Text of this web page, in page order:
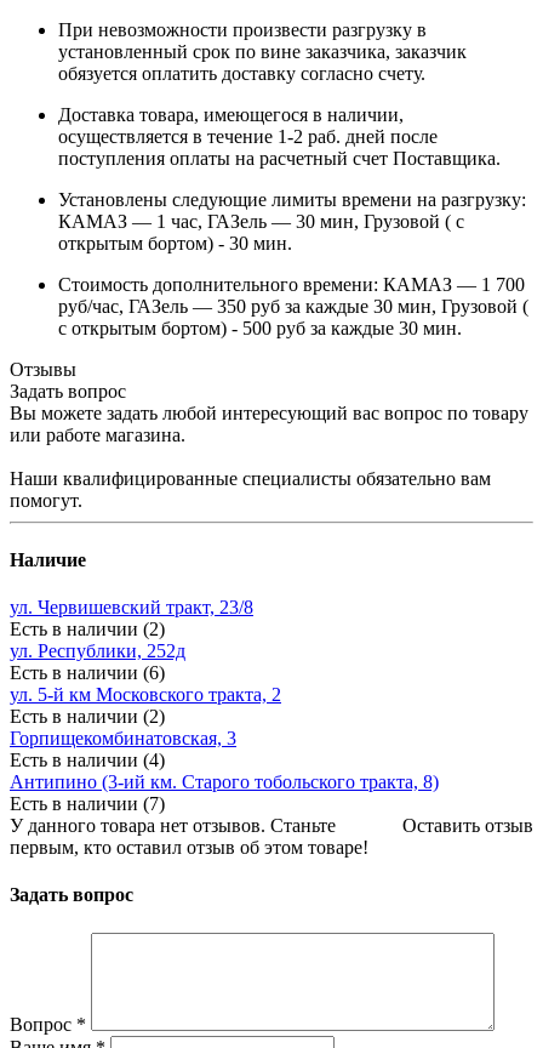
При невозможности произвести разгрузку в
установленный срок по вине заказчика, заказчик
обязуется оплатить доставку согласно счету.
Доставка товара, имеющегося в наличии,
осуществляется в течение 1-2 раб. дней после
поступления оплаты на расчетный счет Поставщика.
Установлены следующие лимиты времени на разгрузку:
КАМАЗ — 1 час, ГАЗель — 30 мин, Грузовой ( с
открытым бортом) - 30 мин.
Стоимость дополнительного времени: КАМАЗ — 1 700
руб/час, ГАЗель — 350 руб за каждые 30 мин, Грузовой (
с открытым бортом) - 500 руб за каждые 30 мин.
Отзывы
Задать вопрос
Вы можете задать любой интересующий вас вопрос по товару
или работе магазина.
Наши квалифицированные специалисты обязательно вам
помогут.
Наличие
ул. Червишевский тракт, 23/8
Есть в наличии (2)
ул. Республики, 252д
Есть в наличии (6)
ул. 5-й км Московского тракта, 2
Есть в наличии (2)
Горпищекомбинатовская, 3
Есть в наличии (4)
Антипино (3-ий км. Старого тобольского тракта, 8)
Есть в наличии (7)
Оставить отзыв
У данного товара нет отзывов. Станьте
первым, кто оставил отзыв об этом товаре!
Задать вопрос
Вопрос *